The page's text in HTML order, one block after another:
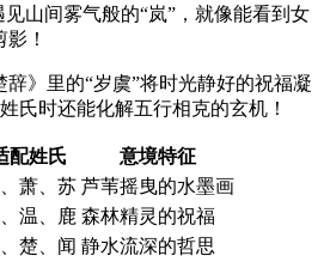
山间雾气般的“岚”，就像能看到女
！
》里的“岁虞”将时光静好的祝福凝
氏时还能化解五行相克的玄机！
配姓氏
意境特征
萧、苏 芦苇摇曳的水墨画
温、鹿 森林精灵的祝福
楚、闻 静水流深的哲思